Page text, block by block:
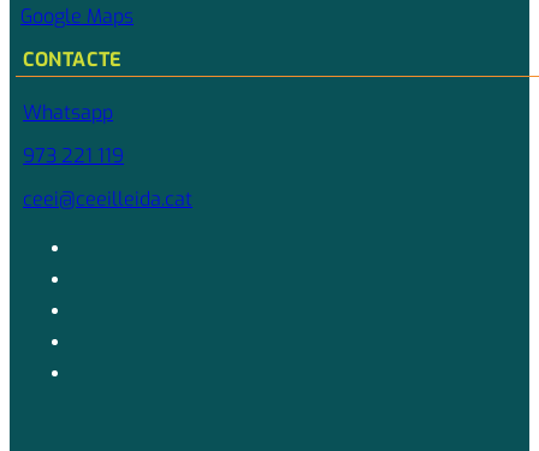
Google Maps
CONTACTE
Whatsapp
973 221 119
ceei@ceeilleida.cat